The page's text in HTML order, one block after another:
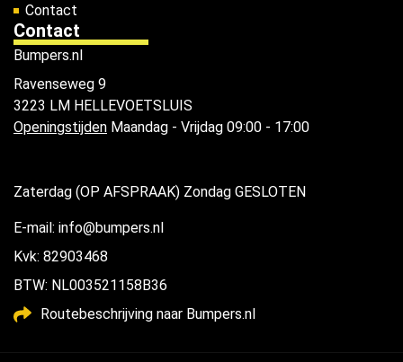
Contact
Contact
Bumpers.nl
Ravenseweg 9
3223 LM HELLEVOETSLUIS
Openingstijden Maandag - Vrijdag 09:00 - 17:00
Zaterdag (OP AFSPRAAK) Zondag GESLOTEN
E-mail: info@bumpers.nl
Kvk: 82903468
BTW: NL003521158B36
Routebeschrijving naar Bumpers.nl